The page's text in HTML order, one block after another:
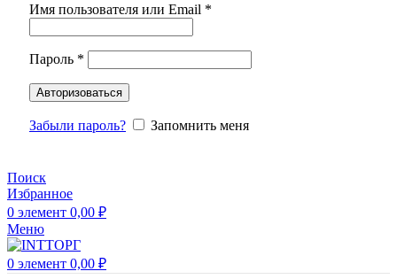
Имя пользователя или Email *
Пароль *
Авторизоваться
Забыли пароль? Запомнить меня
Поиск
Избранное
0 элемент 0,00 ₽
Меню
0 элемент 0,00 ₽